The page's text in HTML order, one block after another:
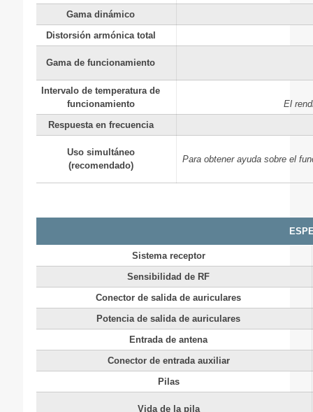
Gama dinámico
Distorsión armónica total
Gama de funcionamiento
Intervalo de temperatura de
funcionamiento
El
Respuesta en frecuencia
Uso simultáneo
(recomendado)
Para obtener ayuda sobre el
Sistema receptor
Sensibilidad de RF
Conector de salida de auriculares
Potencia de salida de auriculares
Entrada de antena
Conector de entrada auxiliar
Pilas
Vida de la pila